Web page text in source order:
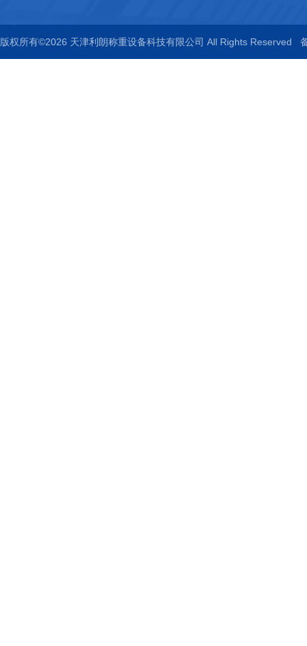
版权所有©2026 天津利朗称重设备科技有限公司 All Rights Reserved